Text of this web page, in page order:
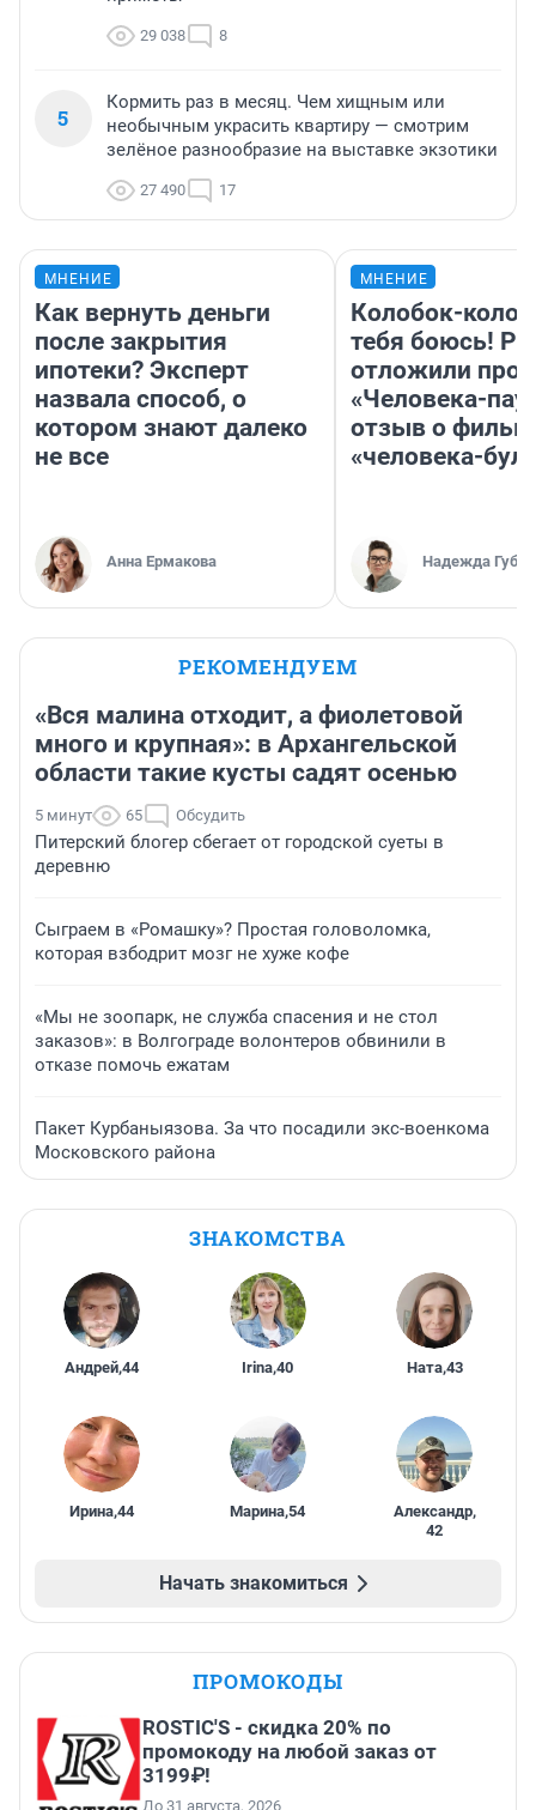
29 038 8
5
Кормить раз в месяц. Чем хищным или
необычным украсить квартиру — смотрим
зелёное разнообразие на выставке экзотики
27 490 17
МНЕНИЕ
Как вернуть деньги
после закрытия
ипотеки? Эксперт
назвала способ, о
котором знают далеко
не все
Анна Ермакова
МНЕНИЕ
Колобок-
тебя боюсь!
отложили
«Человека-
отзыв о
«человека-
Надежда
РЕКОМЕНДУЕМ
«Вся малина отходит, а фиолетовой
много и крупная»: в Архангельской
области такие кусты садят осенью
5 минут 65 Обсудить
Питерский блогер сбегает от городской суеты в
деревню
Сыграем в «Ромашку»? Простая головоломка,
которая взбодрит мозг не хуже кофе
«Мы не зоопарк, не служба спасения и не стол
заказов»: в Волгограде волонтеров обвинили в
отказе помочь ежатам
Пакет Курбаныязова. За что посадили экс-военкома
Московского района
ЗНАКОМСТВА
Андрей,44 Irina,40 Ната,43
Ирина,44 Марина,54 Александр,
42
Начать знакомиться
ПРОМОКОДЫ
ROSTIC'S - скидка 20% по
промокоду на любой заказ от
3199₽!
До 31 августа, 2026